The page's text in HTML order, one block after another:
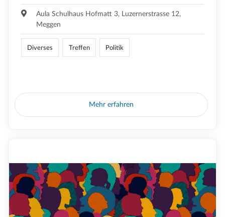
Aula Schulhaus Hofmatt 3, Luzernerstrasse 12,
Meggen
Diverses Treffen Politik
Mehr erfahren